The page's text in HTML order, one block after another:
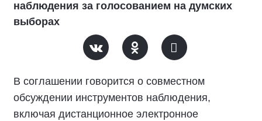
наблюдения за голосованием на думских
выборах
В соглашении говорится о совместном
обсуждении инструментов наблюдения,
включая дистанционное электронное